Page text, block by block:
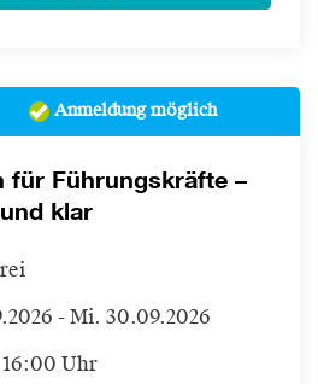
Anmeldung möglich
für Führungskräfte –
klar
- Mi. 30.09.2026
Uhr